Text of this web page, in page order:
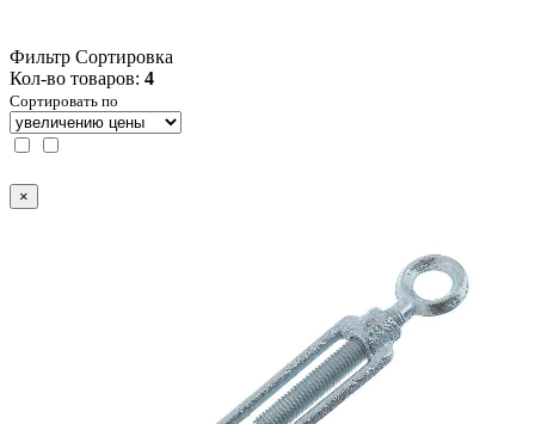
Фильтр Сортировка
Кол-во товаров: 4
Сортировать по
×